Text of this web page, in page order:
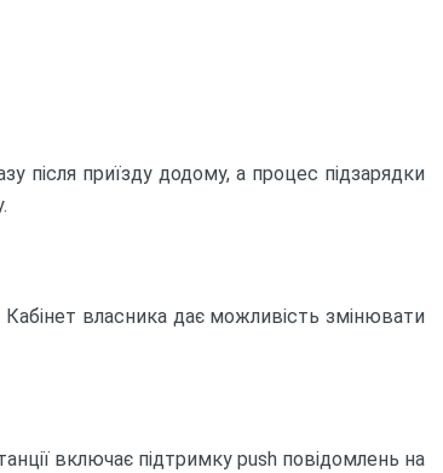
після приїзду додому, а процес підзарядки
власника дає можливість змінювати
включає підтримку push повідомлень на